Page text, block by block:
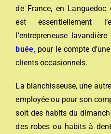
de France, en Languedoc
est essentiellement
l’entrepreneuse
buée, pour le compte
clients occasionnels.
La blanchisseuse, une
employée ou pour son
soit des habits du
des robes ou habits à